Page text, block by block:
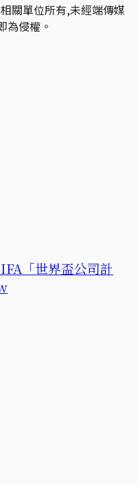
關單位所有,未經端傳媒
為侵權。
「世界盃公司計